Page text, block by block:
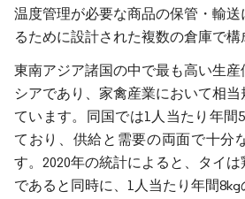
温度管理が必要な商品の保管・輸
るために設計された複数の倉庫で構
東南アジア諸国の中で最も高い生
シアであり、家禽産業において相
ています。同国では1人当たり年間
ており、供給と需要の両面で十分
す。2020年の統計によると、タイ
であると同時に、1人当たり年間